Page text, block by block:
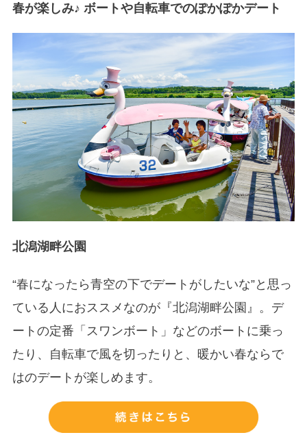
春が楽しみ♪ ボートや自転車でのぽかぽかデート
北潟湖畔公園
“春になったら青空の下でデートがしたいな”と思っ
ている人におススメなのが『北潟湖畔公園』。デ
ートの定番「スワンボート」などのボートに乗っ
たり、自転車で風を切ったりと、暖かい春ならで
はのデートが楽しめます。